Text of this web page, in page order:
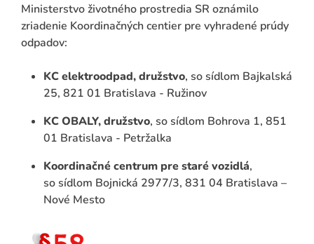
Ministerstvo životného prostredia SR oznámilo
zriadenie Koordinačných centier pre vyhradené prúdy
odpadov:
KC elektroodpad, družstvo, so sídlom Bajkalská
25, 821 01 Bratislava - Ružinov
KC OBALY, družstvo, so sídlom Bohrova 1, 851
01 Bratislava - Petržalka
Koordinačné centrum pre staré vozidlá,
so sídlom Bojnická 2977/3, 831 04 Bratislava –
Nové Mesto